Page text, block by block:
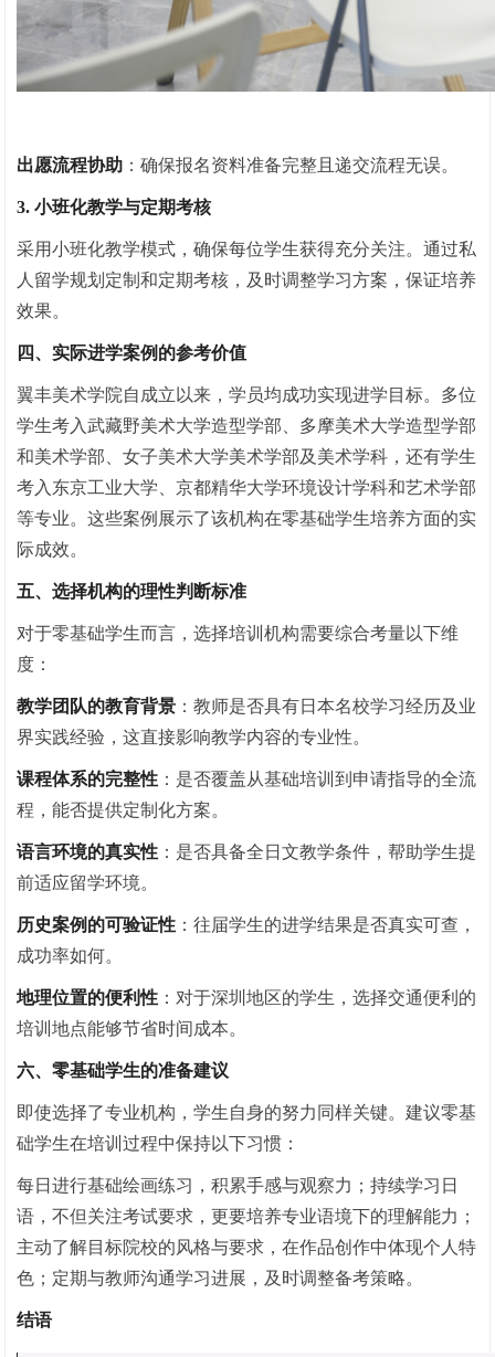
出愿流程协助 ：确保报名资料准备完整且递交流程无误。
3. 小班化教学与定期考核
采用小班化教学模式，确保每位学生获得充分关注。通过私
人留学规划定制和定期考核，及时调整学习方案，保证培养
效果。
四、实际进学案例的参考价值
翼丰美术学院自成立以来，学员均成功实现进学目标。多位
学生考入武藏野美术大学造型学部、多摩美术大学造型学部
和美术学部、女子美术大学美术学部及美术学科，还有学生
考入东京工业大学、京都精华大学环境设计学科和艺术学部
等专业。这些案例展示了该机构在零基础学生培养方面的实
际成效。
五、选择机构的理性判断标准
对于零基础学生而言，选择培训机构需要综合考量以下维
度：
教学团队的教育背景 ：教师是否具有日本名校学习经历及业
界实践经验，这直接影响教学内容的专业性。
课程体系的完整性 ：是否覆盖从基础培训到申请指导的全流
程，能否提供定制化方案。
语言环境的真实性 ：是否具备全日文教学条件，帮助学生提
前适应留学环境。
历史案例的可验证性 ：往届学生的进学结果是否真实可查，
成功率如何。
地理位置的便利性 ：对于深圳地区的学生，选择交通便利的
培训地点能够节省时间成本。
六、零基础学生的准备建议
即使选择了专业机构，学生自身的努力同样关键。建议零基
础学生在培训过程中保持以下习惯：
每日进行基础绘画练习 ，积累手感与观察力；持续学习 日
语，不但关注考试要求，更要培养专业语境下的理解能力；
主动了解目标院校的风格与要求，在作品创作中体现个人特
色；定期与教师沟通学习进展，及时调整备考策略。
结语